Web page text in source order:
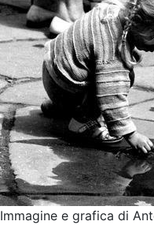
Immagine e grafica di